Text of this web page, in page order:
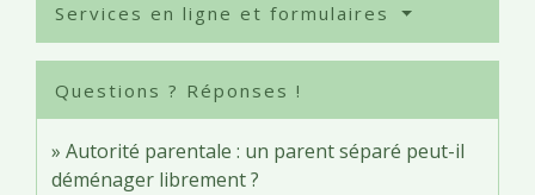
Services en ligne et formulaires
Questions ? Réponses !
Autorité parentale : un parent séparé peut-il
déménager librement ?